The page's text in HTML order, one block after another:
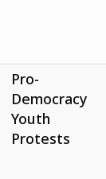
Pro-
Democracy
Youth
Protests